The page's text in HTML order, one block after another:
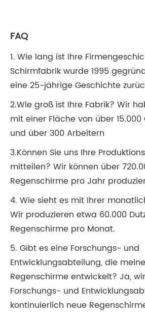
FAQ
1. Wie lang ist Ihre
Schirmfabrik wurde 1995
eine 25-jährige Geschichte
2.Wie groß ist Ihre Fabrik? Wir
mit einer Fläche von über
und über 300 Arbeitern
3.Können Sie uns Ihre
mitteilen? Wir können über
Regenschirme pro Jahr
4. Wie sieht es mit Ihrer
Wir produzieren etwa 60.000
Regenschirme pro Monat.
5. Gibt es eine Forschungs- und
Entwicklungsabteilung, die
Regenschirme entwickelt? Ja,
Forschungs- und
kontinuierlich neue